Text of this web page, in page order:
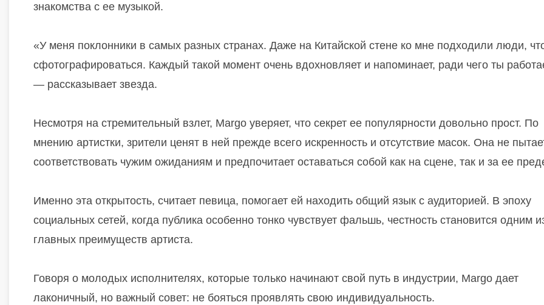
знакомства с ее музыкой.
«У меня поклонники в самых разных странах. Даже на Китайской стене ко мне подходили люди,
сфотографироваться. Каждый такой момент очень вдохновляет и напоминает, ради чего ты
— рассказывает звезда.
Несмотря на стремительный взлет, Margo уверяет, что секрет ее популярности довольно прост. По
мнению артистки, зрители ценят в ней прежде всего искренность и отсутствие масок. Она не
соответствовать чужим ожиданиям и предпочитает оставаться собой как на сцене, так и за ее
Именно эта открытость, считает певица, помогает ей находить общий язык с аудиторией. В эпоху
социальных сетей, когда публика особенно тонко чувствует фальшь, честность становится одним
главных преимуществ артиста.
Говоря о молодых исполнителях, которые только начинают свой путь в индустрии, Margo дает
лаконичный, но важный совет: не бояться проявлять свою индивидуальность.